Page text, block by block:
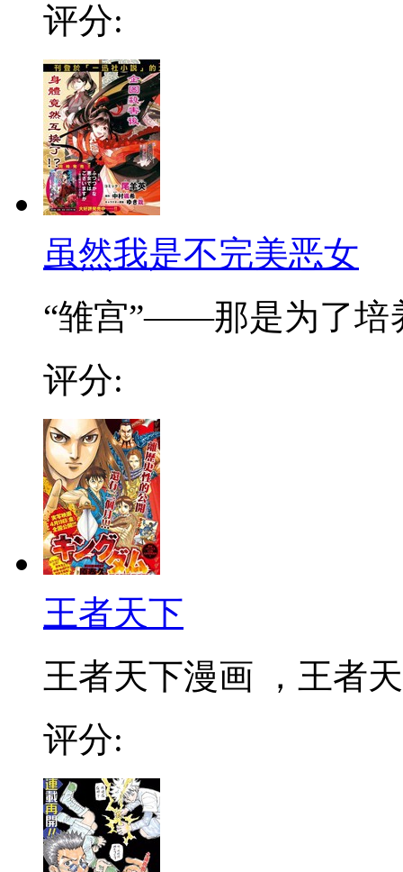
评分:
虽然我是不完美恶女
“雏宫”——那是为了培
评分:
王者天下
王者天下漫画 ，王者
评分: